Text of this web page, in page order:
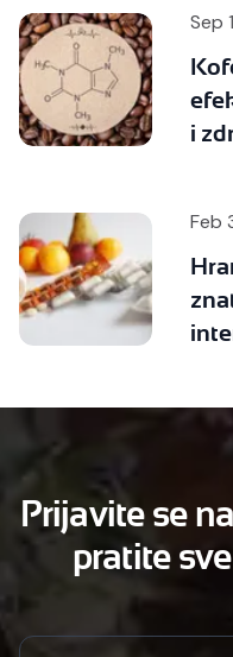
Sep
i
Feb
Prijavite se
pratite
Email address